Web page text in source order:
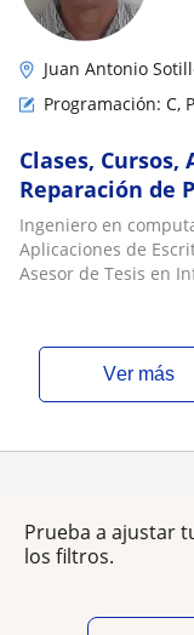
Juan Antonio
Programación: C,
Clases,
Reparación de
Ingeniero en
Aplicaciones de
Asesor de Tesis en
ver más
Prueba a ajustar
los filtros.